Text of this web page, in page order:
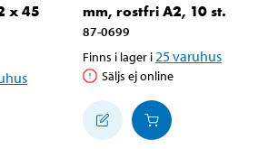
x 45
mm, rostfri A2, 10 st.
87-0699
Finns i lager i 25varuhus
Säljs ej online